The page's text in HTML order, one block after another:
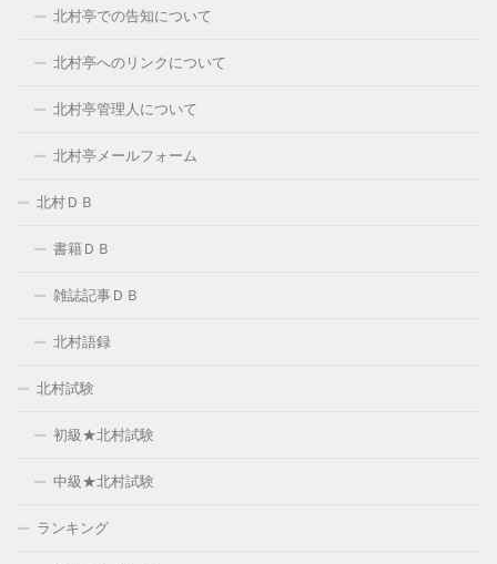
北村亭での告知について
北村亭へのリンクについて
北村亭管理人について
北村亭メールフォーム
北村ＤＢ
書籍ＤＢ
雑誌記事ＤＢ
北村語録
北村試験
初級★北村試験
中級★北村試験
ランキング